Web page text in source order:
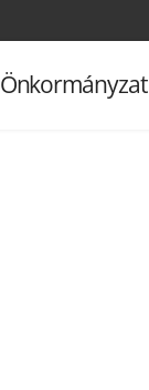
Önkormányzat